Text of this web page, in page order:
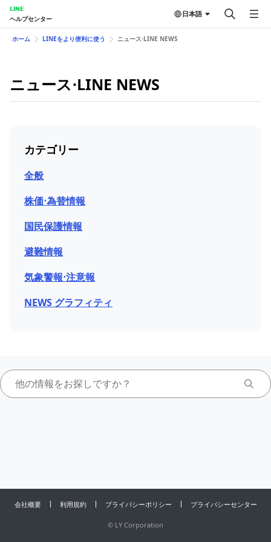
LINE
ヘルプセンター
日本語
ホーム LINEをより便利に使う ニュース⋅LINE NEWS
ニュース⋅LINE NEWS
カテゴリー
全般
株価⋅為替情報
国民保護情報
避難情報
気象警報⋅注意報
NEWS グラフィティ
会社概要 利用規約 プライバシーポリシー プライバシーセンター
© LY Corporation